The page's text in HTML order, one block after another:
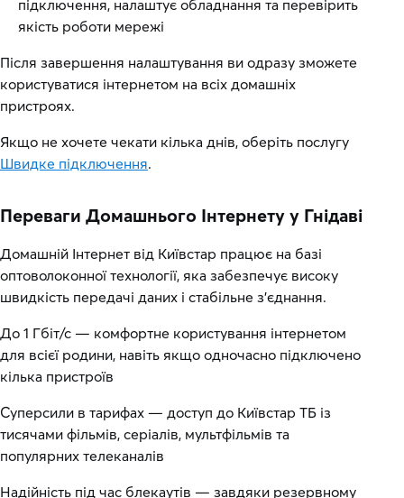
підключення, налаштує обладнання та перевірить
якість роботи мережі
Після завершення налаштування ви одразу зможете
користуватися інтернетом на всіх домашніх
пристроях.
Якщо не хочете чекати кілька днів, оберіть послугу
Швидке підключення.
Переваги Домашнього Інтернету у Гнідаві
Домашній Інтернет від Київстар працює на базі
оптоволоконної технології, яка забезпечує високу
швидкість передачі даних і стабільне з’єднання.
До 1 Гбіт/с — комфортне користування інтернетом
для всієї родини, навіть якщо одночасно підключено
кілька пристроїв
Суперсили в тарифах — доступ до Київстар ТБ із
тисячами фільмів, серіалів, мультфільмів та
популярних телеканалів
Надійність під час блекаутів — завдяки резервному